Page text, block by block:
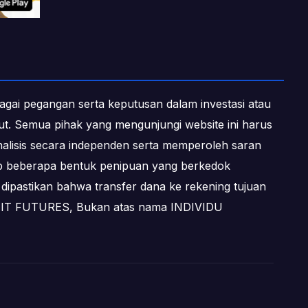
pegangan serta keputusan dalam investasi atau
Semua pihak yang mengunjungi website ini harus
secara independen serta memperoleh saran
beberapa bentuk penipuan yang berkedok
bahwa transfer dana ke rekening tujuan
FUTURES, Bukan atas nama INDIVIDU